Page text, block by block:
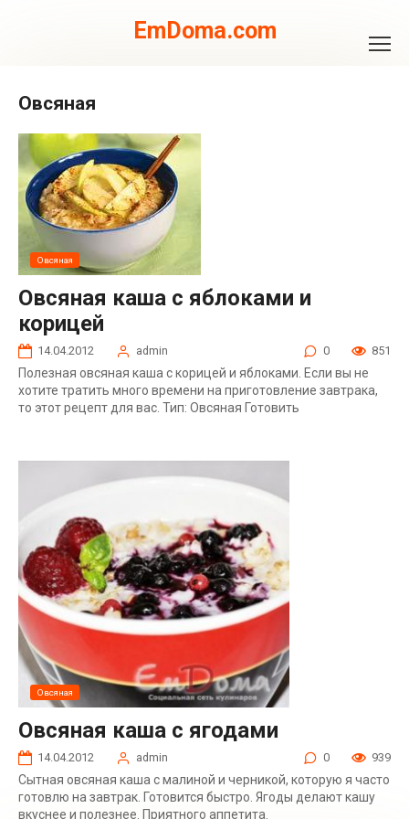
EmDoma.com
Овсяная
Овсяная
Овсяная каша с яблоками и
корицей
14.04.2012 admin 0 851
Полезная овсяная каша с корицей и яблоками. Если вы не
хотите тратить много времени на приготовление завтрака,
то этот рецепт для вас. Тип: Овсяная Готовить
Овсяная
Овсяная каша с ягодами
14.04.2012 admin 0 939
Сытная овсяная каша с малиной и черникой, которую я часто
готовлю на завтрак. Готовится быстро. Ягоды делают кашу
вкуснее и полезнее. Приятного аппетита.